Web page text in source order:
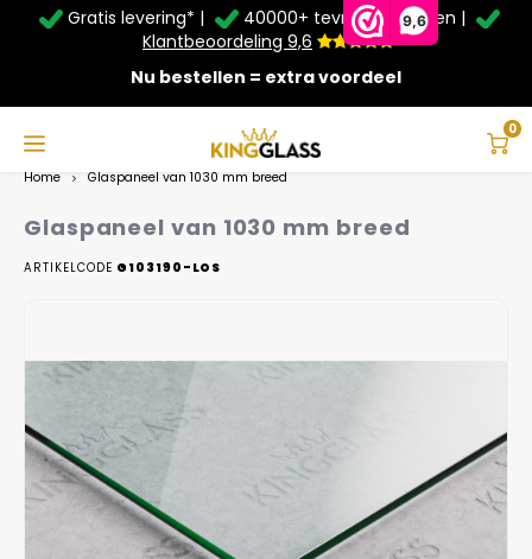
9,6
Service & Contact
Montage
Betaalmethoden
Garantie
Veelgestelde vragen
Taal
Nederlands
Gratis levering* |
40000+ tevreden klanten |
Klantbeoordeling 9,6
Nu bestellen = extra voordeel
0
Zomer Deals: Tot 20% kortingop schuifwanden en
veranda's +€20extra kassa korting*
Home Glaspaneel van 1030 mm breed
Glaspaneel van 1030 mm breed
ARTIKELCODE G103190-LOS